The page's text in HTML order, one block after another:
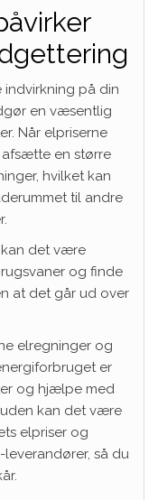
indvirkning på din
en væsentlig
Når elpriserne
afsætte en større
hvilket kan
til andre
det være
og finde
at det går ud over
elregninger og
er
og hjælpe med
kan det være
elpriser og
så du